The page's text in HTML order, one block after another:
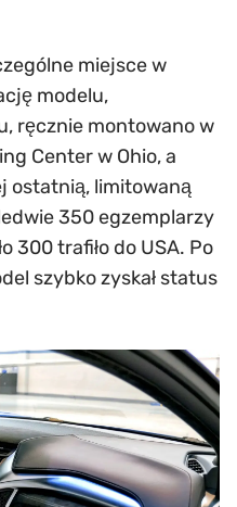
miejsce w
modelu,
ręcznie montowano w
Center w Ohio, a
ostatnią, limitowaną
350 egzemplarzy
300 trafiło do USA. Po
szybko zyskał status